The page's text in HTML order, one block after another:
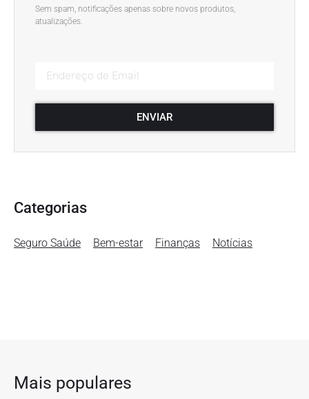
Sem spam, notificações apenas sobre novos produtos,
atualizações.
ENVIAR
Categorias
Seguro Saúde Bem-estar Finanças Notícias
Mais populares